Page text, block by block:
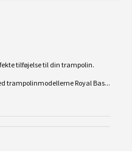
tilføjelse til din trampolin.
trampolinmodellerne Royal Bas...